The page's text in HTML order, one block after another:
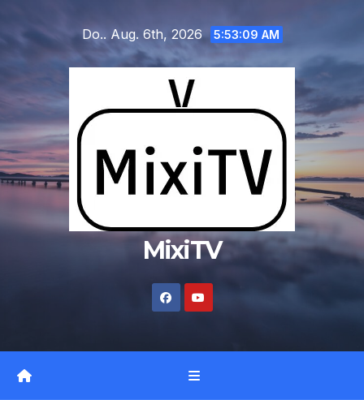
Inhalt
Do.. Aug. 6th, 2026 5:53:10 AM
MixiTV